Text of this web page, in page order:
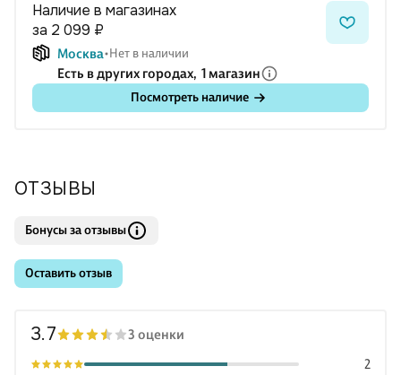
описанию предшествующего движения Бытия как
демонстрации власти и разочарования в ней, а затем —
нового возвращения человека к исходному Бытию. Текст
рукописи, составлявшейся в секрете от всех учеников,
подтверждает неприятие М. Хайдеггером идеи расового
Наличие в магазинах
за 2 099 ₽
Москва Нет в наличии
Есть в других городах, 1 магазин
Посмотреть наличие
ОТЗЫВЫ
Бонусы за отзывы
Оставить отзыв
3.7 3 оценки
2